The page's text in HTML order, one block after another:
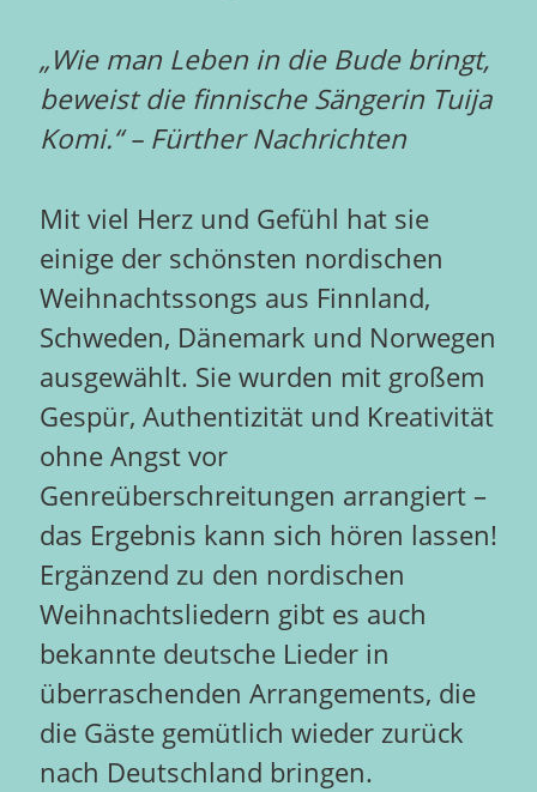
„Wie man Leben in die Bude bringt,
beweist die finnische Sängerin Tuija
Komi.“ – Fürther Nachrichten
Mit viel Herz und Gefühl hat sie
einige der schönsten nordischen
Weihnachtssongs aus Finnland,
Schweden, Dänemark und Norwegen
ausgewählt. Sie wurden mit großem
Gespür, Authentizität und Kreativität
ohne Angst vor
Genreüberschreitungen arrangiert –
das Ergebnis kann sich hören lassen!
Ergänzend zu den nordischen
Weihnachtsliedern gibt es auch
bekannte deutsche Lieder in
überraschenden Arrangements, die
die Gäste gemütlich wieder zurück
nach Deutschland bringen.